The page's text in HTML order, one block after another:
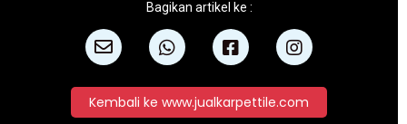
Bagikan artikel ke :
Kembali ke www.jualkarpettile.com